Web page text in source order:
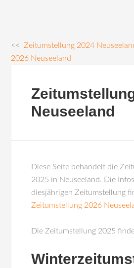
<< Zeitumstellung 2024
2026 Neuseeland
Neuseeland
Diese Seite behandelt die
2025 in Neuseeland. Die
diesjährigen Zeitumstellung
Zeitumstellung 2026
Die Zeitumstellung 2025